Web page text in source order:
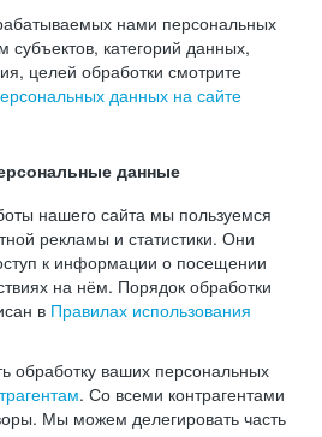
нами персональных
субъектов, категорий данных,
целей обработки смотрите
данных на сайте
данные
нашего сайта мы пользуемся
рекламы и статистики. Они
к информации о посещении
на нём. Порядок обработки
в Правилах использования
обработку ваших персональных
. Со всеми контрагентами
Мы можем делегировать часть